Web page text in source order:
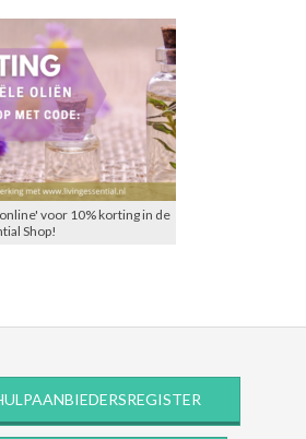
voor 10% korting in de
Shop!